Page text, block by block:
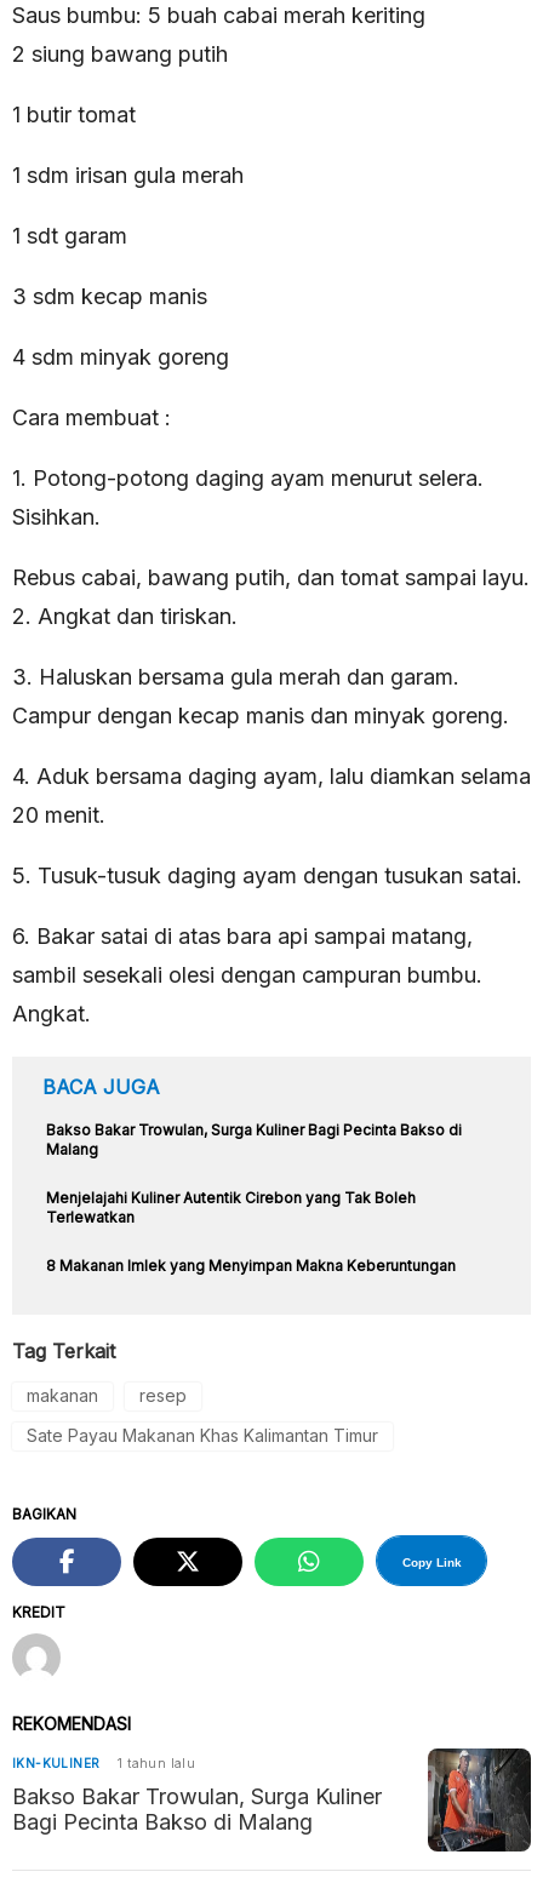
Saus bumbu: 5 buah cabai merah keriting
2 siung bawang putih
1 butir tomat
1 sdm irisan gula merah
1 sdt garam
3 sdm kecap manis
4 sdm minyak goreng
Cara membuat :
1. Potong-potong daging ayam menurut selera.
Sisihkan.
Rebus cabai, bawang putih, dan tomat sampai layu.
2. Angkat dan tiriskan.
3. Haluskan bersama gula merah dan garam.
Campur dengan kecap manis dan minyak goreng.
4. Aduk bersama daging ayam, lalu diamkan selama
20 menit.
5. Tusuk-tusuk daging ayam dengan tusukan satai.
6. Bakar satai di atas bara api sampai matang,
sambil sesekali olesi dengan campuran bumbu.
Angkat.
BACA JUGA
Bakso Bakar Trowulan, Surga Kuliner Bagi Pecinta Bakso di
Malang
Menjelajahi Kuliner Autentik Cirebon yang Tak Boleh
Terlewatkan
8 Makanan Imlek yang Menyimpan Makna Keberuntungan
Tag Terkait
makanan
resep
Sate Payau Makanan Khas Kalimantan Timur
KREDIT
BAGIKAN
Copy Link
REKOMENDASI
IKN-KULINER 1 tahun lalu
Bakso Bakar Trowulan, Surga Kuliner
Bagi Pecinta Bakso di Malang